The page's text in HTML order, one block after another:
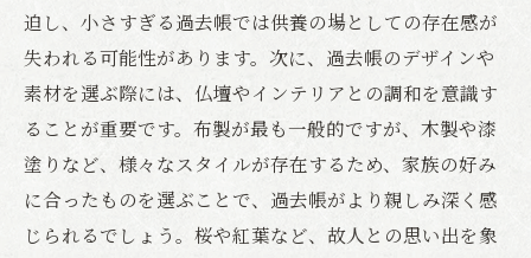
迫し、小さすぎる過去帳では供養の場としての存在感が
失われる可能性があります。次に、過去帳のデザインや
素材を選ぶ際には、仏壇やインテリアとの調和を意識す
ることが重要です。布製が最も一般的ですが、木製や漆
塗りなど、様々なスタイルが存在するため、家族の好み
に合ったものを選ぶことで、過去帳がより親しみ深く感
じられるでしょう。桜や紅葉など、故人との思い出を象